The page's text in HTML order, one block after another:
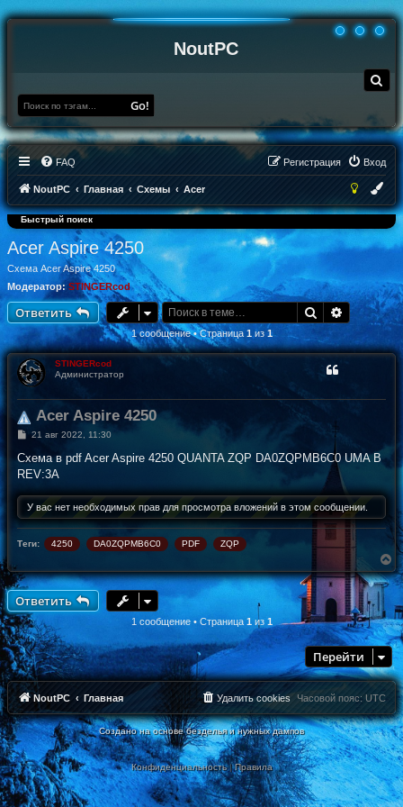
NoutPC
о
Go!
FAQ Вход
Регистрация
NoutPC Главная Схемы Acer
Быстрый поиск
Acer Aspire 4250
Схема Acer Aspire 4250
Модератор: STINGERcod
Ответить Поиск
1 сообщение • Страница 1из 1
STINGERcod
Администратор
Acer Aspire 4250
С
о
щ
н
и
е
21 авг 2022, 11:30
Схема в pdf Acer Aspire 4250 QUANTA ZQP DA0ZQPMB6C0 UMA B
REV:3A
У вас нет необходимых прав для просмотра вложений в этом сообщении.
Теги: 4250 DA0ZQPMB6C0 PDF ZQP
В
е
р
у
т
ь
с
я
к
н
а
ч
а
л
у
Ответить
1 сообщение • Страница 1из 1
Перейти
NoutPC Главная Часовой пояс: UTC
Удалить cookies
Создано на основе безделья и нужных дампов
Конфиденциальность|Правила